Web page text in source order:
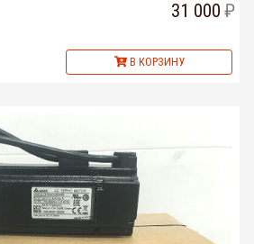
31 000
В КОРЗИНУ